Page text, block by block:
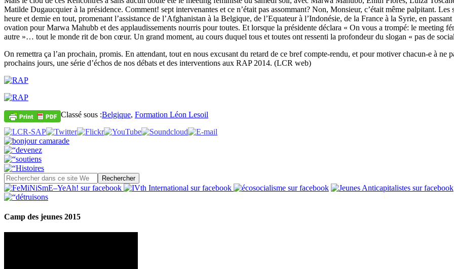
Matilde Dugaucquier à la présidence. Comment! sept intervenantes et ce n’était pas assommant? Non, Monsieur, c’était même palpitant.
heure et demie en tout, promenant l’assistance de l’Afghanistan à la Belgique, de l’Equateur à l’Indonésie, de la France à la Syrie, en
ovation pour Marwa Mahubb et des applaudissements nourris pour toutes. Et lorsque la présidente déclara « On vous a trompé: le meeting
autre »… tout le monde rit de bon cœur. Un grand moment, au cours duquel tous et toutes ont ressenti la profondeur du slogan « pas de
On remettra ça l’an prochain, promis. En attendant, tout en nous excusant du retard de ce bref compte-rendu, et pour motiver chacun-e à ne
prochains jours, une série d’échos de nos débats et des interventions aux RAP 2014. (LCR web)
Classé sous :Belgique, Formation Léon Lesoil
Camp des jeunes 2015